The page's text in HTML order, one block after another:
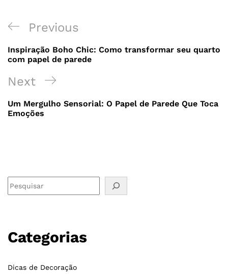
Previous
Inspiração Boho Chic: Como transformar seu quarto
com papel de parede
Next
Um Mergulho Sensorial: O Papel de Parede Que Toca
Emoções
Categorias
Dicas de Decoração